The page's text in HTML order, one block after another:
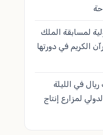
لمسابقة الملك
الكريم في دورتها
بـ540 ألف ريال في الليلة
لمزارع إنتاج